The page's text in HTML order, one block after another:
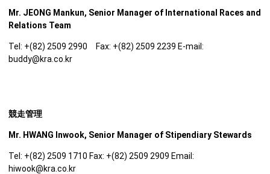
Mr. JEONG Mankun, Senior Manager of International Races and
Relations Team
Tel: +(82) 2509 2990 Fax: +(82) 2509 2239 E-mail:
buddy@kra.co.kr
競走管理
Mr. HWANG Inwook, Senior Manager of Stipendiary Stewards
Tel: +(82) 2509 1710 Fax: +(82) 2509 2909 Email:
hiwook@kra.co.kr